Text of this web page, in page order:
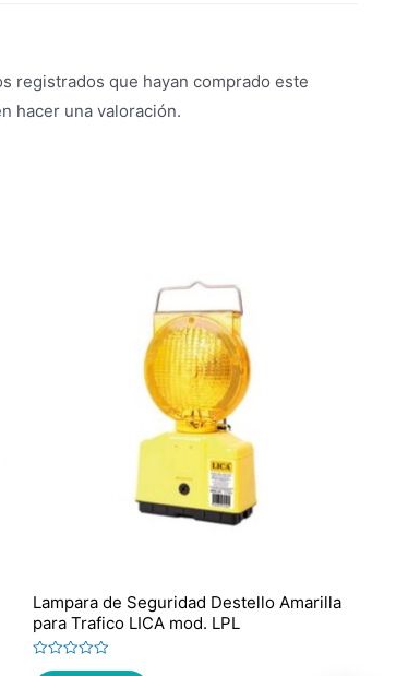
registrados que hayan comprado este
hacer una valoración.
Lampara de Seguridad Destello Amarilla
para Trafico LICA mod. LPL
Valorado